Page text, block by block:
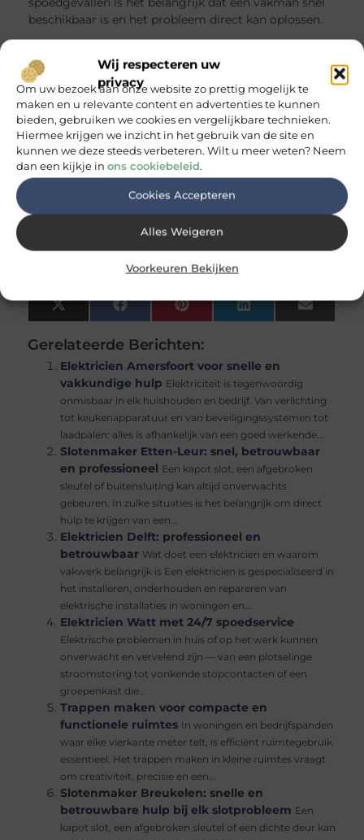
Wij respecteren uw
privacy
Om uw bezoek aan onze website zo prettig mogelijk te
maken en u relevante content en advertenties te kunnen
bieden, gebruiken we cookies en vergelijkbare technieken.
Hiermee krijgen we inzicht in het gebruik van de site en
kunnen we deze steeds verbeteren. Wilt u meer weten? Neem
dan een kijkje in ons cookiebeleid.
Cookies Accepteren
Alles Weigeren
Voorkeuren Bekijken
beschikbaar is en het probleem direct kan oplossen.
alleen snelle hulp, maar ook duurzame oplossingen
waar u op kunt vertrouwen.
Conclusie
Een goed werkende elektrische installatie is
essentieel voor uw veiligheid en comfort. Of het nu
gaat om een storing, onderhoud of een nieuwe
installatie, het inschakelen van een professionele
Goed artikel? Deel hem dan op:
X
(Twitter)
Facebook Pinterest LinkedIn Email
Gerelateerde Berichten:
Elektricien Amersfoort voor snelle en
vakkundige hulp Elektriciteit is tegenwoordig
onmisbaar in elk huishouden en bedrijf. Van verlichting
tot keukenapparatuur en van beveiligingssystemen tot
laadpalen: alles is afhankelijk van een goed werkende...
Slotenmaker Etten-Leur: snel, betrouwbaar
en professioneel Een kapot slot, een afgebroken
sleutel of buitensluiting kan altijd onverwachts
gebeuren. In zulke situaties is het belangrijk om direct
hulp te krijgen van een...
Elektricien Delft: professioneel en
betrouwbaar Wat doet een elektricien en waarom
vakwerk belangrijk is Een elektricien is gespecialiseerd in
het installeren, onderhouden en repareren van
elektrische installaties in woningen en...
Elektricien Watt met 24/7 spoedservice
Elektrische problemen in huis of op het werk kunnen
onverwacht en vervelend zijn — van een plotselinge
stroomstoring tot vonkende stopcontacten of een
groepenkast die...
Trappen maken voor compacte en
functionele ruimtes
In woningen en bedrijfspanden
waar elke vierkante meter telt, is efficiënt ruimtegebruik
essentieel. Het trappen maken in kleine ruimtes vraagt
om creativiteit, precisie en een...
Slotenmaker Breukelen: snelle en
betrouwbare hulp bij elk slotprobleem Een
kapot slot, een afgebroken sleutel of een dichte deur kan